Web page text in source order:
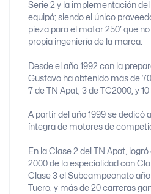
Serie 2 y la implementación
equipó; siendo el único
pieza para el motor 250′ que
propia ingeniería de la marca.
Desde el año 1992 con la
Gustavo ha obtenido más de
7 de TN Apat, 3 de TC2000, y
A partir del año 1999 se dedicó
íntegra de motores de
En la Clase 2 del TN Apat,
2000 de la especialidad con
Clase 3 el Subcampeonato
Tuero, y más de 20 carreras